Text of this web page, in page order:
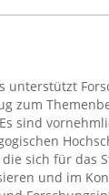
unterstützt
zum
sind
sich für das
und im